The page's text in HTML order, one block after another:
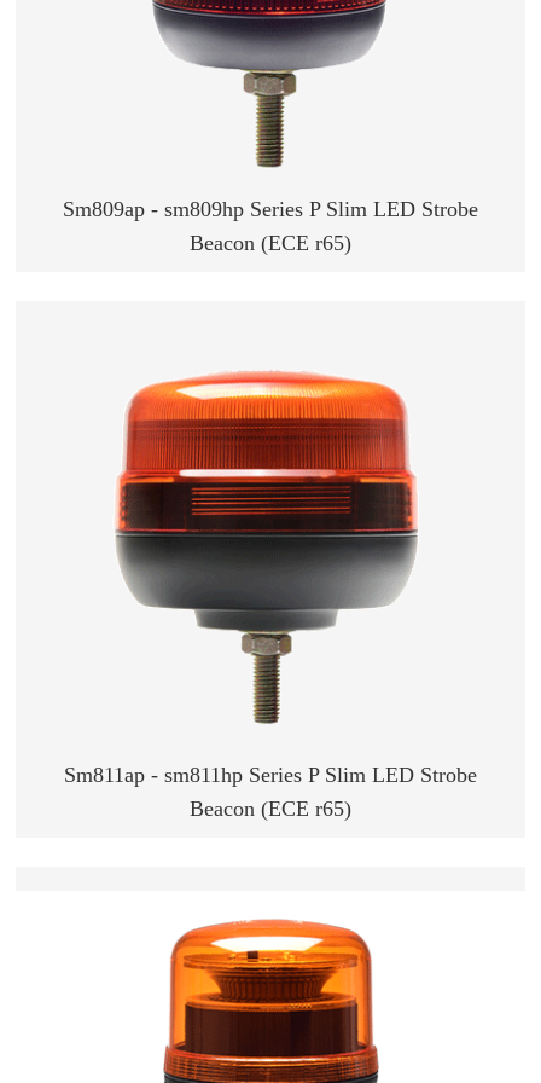
Sm809ap - sm809hp Series P Slim LED Strobe
Beacon (ECE r65)
Sm811ap - sm811hp Series P Slim LED Strobe
Beacon (ECE r65)